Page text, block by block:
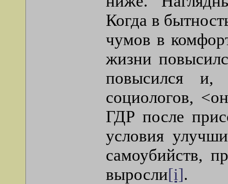
Когда в
чумов в
жизни
повысился и,
социологов,
ГДР после
условия
самоубийств,
выросли[i].